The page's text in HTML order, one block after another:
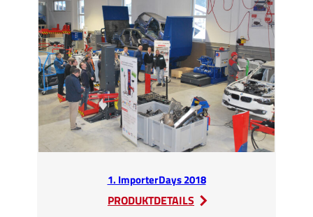
1. ImporterDays 2018
PRODUKTDETAILS
: